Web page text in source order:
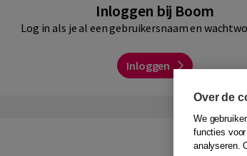
Inloggen bij Boom
Log in als je al een gebruikersnaam en
Inloggen
Over de
We
functies
analyseren.